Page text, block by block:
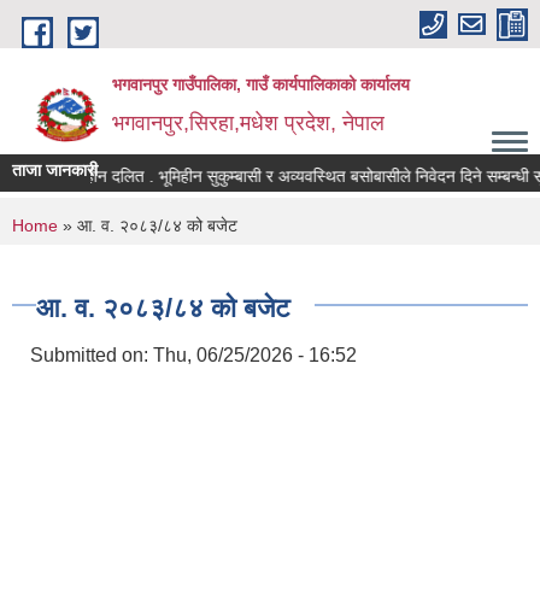
Skip to main content
भगवानपुर गाउँपालिका, गाउँ कार्यपालिकाको कार्यालय
भगवानपुर,सिरहा,मधेश प्रदेश, नेपाल
ताजा जानकारी
भूमिहीन दलित . भूमिहीन सुकुम्बासी र अव्यवस्थित बसोबासीले निवेदन दिने सम्बन्धी
You are here
Home » आ. व. २०८३/८४ को बजेट
आ. व. २०८३/८४ को बजेट
Submitted on: Thu, 06/25/2026 - 16:52